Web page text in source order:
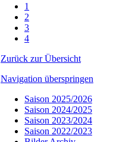
1
2
3
4
Zurück zur Übersicht
Navigation überspringen
Saison 2025/2026
Saison 2024/2025
Saison 2023/2024
Saison 2022/2023